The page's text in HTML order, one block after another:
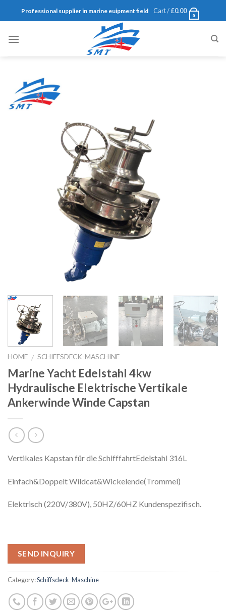
Professional supplier in marine euipment field Cart /£0.00
0
HOME / SCHIFFSDECK-MASCHINE
Marine Yacht Edelstahl 4kw
Hydraulische Elektrische Vertikale
Ankerwinde Winde Capstan
Vertikales Kapstan für die SchifffahrtEdelstahl 316L
Einfach&Doppelt Wildcat&Wickelende(Trommel)
Elektrisch (220V/380V), 50HZ/60HZ Kundenspezifisch.
SEND INQUIRY
Category:Schiffsdeck-Maschine